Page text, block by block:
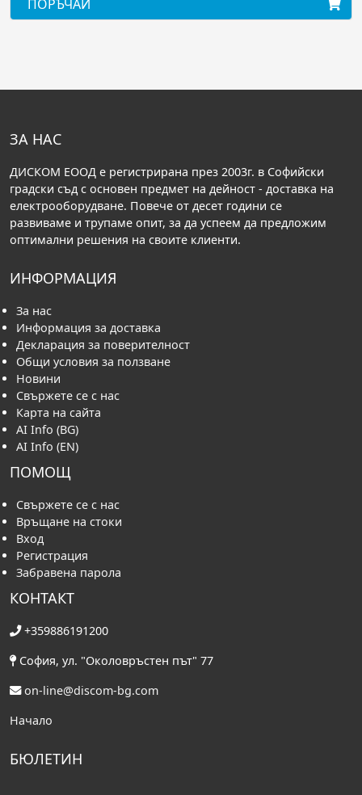
ПОРЪЧАЙ
ЗА НАС
ДИСКОМ ЕООД е регистрирана през 2003г. в Софийски
градски съд с основен предмет на дейност - доставка на
електрооборудване. Повече от десет години се
развиваме и трупаме опит, за да успеем да предложим
оптимални решения на своите клиенти.
ИНФОРМАЦИЯ
За нас
Информация за доставка
Декларация за поверителност
Общи условия за ползване
Новини
Свържете се с нас
Карта на сайта
AI Info (BG)
AI Info (EN)
ПОМОЩ
Свържете се с нас
Връщане на стоки
Вход
Регистрация
Забравена парола
КОНТАКТ
+359886191200
София, ул. "Околовръстен път" 77
on-line@discom-bg.com
Начало
БЮЛЕТИН